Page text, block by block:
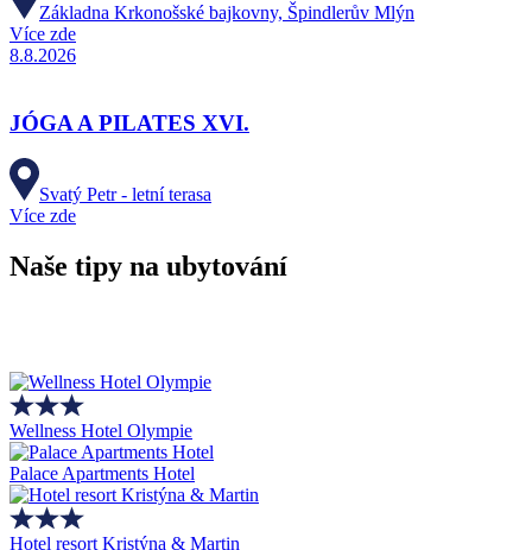
Základna Krkonošské bajkovny, Špindlerův Mlýn
Více zde
8.8.2026
JÓGA A PILATES XVI.
Svatý Petr - letní terasa
Více zde
Naše tipy na ubytování
Wellness Hotel Olympie
Palace Apartments Hotel
Hotel resort Kristýna & Martin